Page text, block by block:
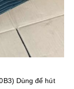
Dùng để hút